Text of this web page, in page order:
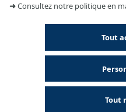
➜Consultez notre politique en
Tout
Tout